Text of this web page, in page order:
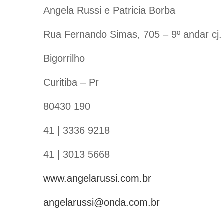
Angela Russi e Patricia Borba
Rua Fernando Simas, 705 – 9º andar
Bigorrilho
Curitiba – Pr
80430 190
41 | 3336 9218
41 | 3013 5668
www.angelarussi.com.br
angelarussi@onda.com.br